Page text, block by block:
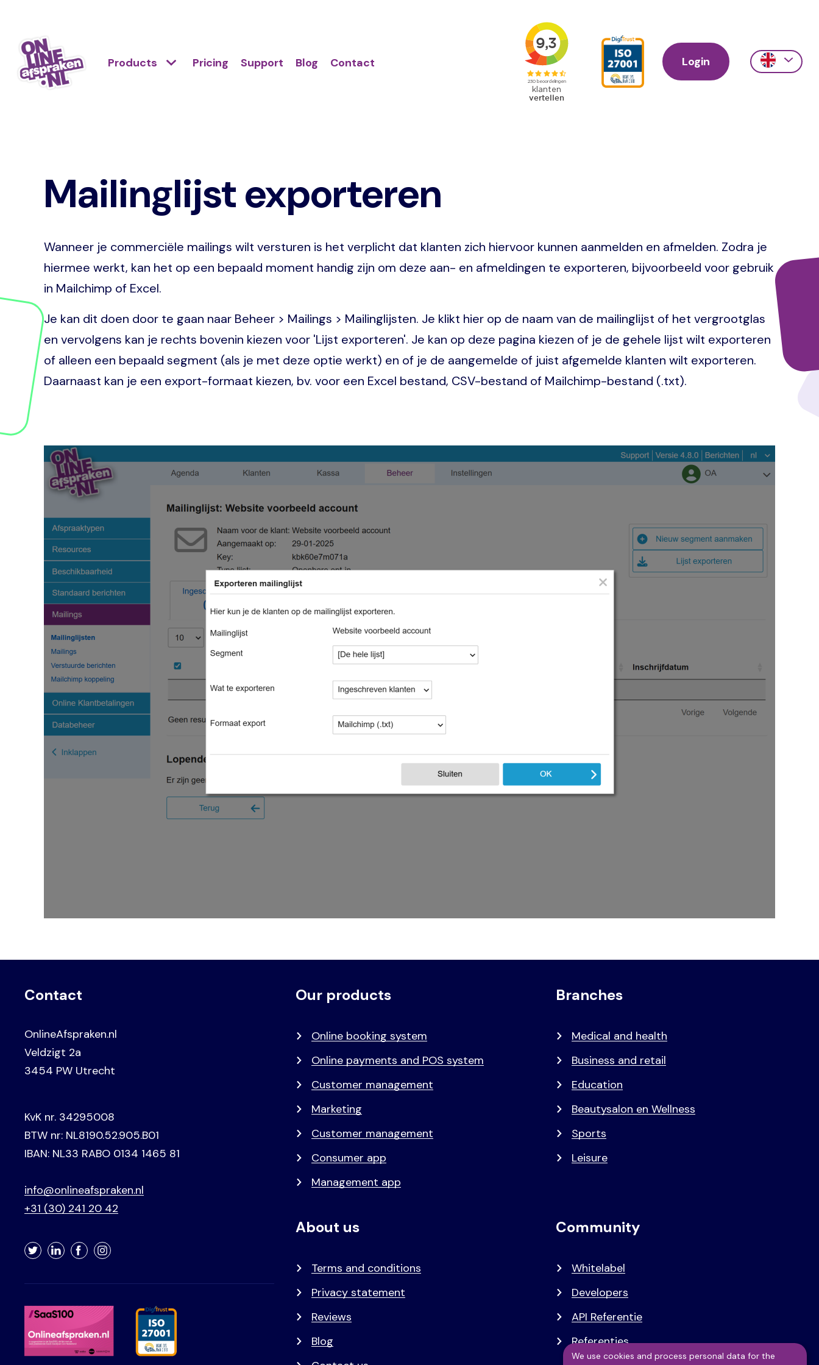
main
content
links
Hoofdnavigatie
Primair
Products Pricing Support Blog Contact
Action
Primair
menu
Login
Action
Mailinglijst exporteren
Wanneer je commerciële mailings wilt versturen is het verplicht dat klanten zich hiervoor kunnen aanmelden en afmelden. Zodra je
hiermee werkt, kan het op een bepaald moment handig zijn om deze aan- en afmeldingen te exporteren, bijvoorbeeld voor gebruik
in Mailchimp of Excel.
Je kan dit doen door te gaan naar Beheer > Mailings > Mailinglijsten. Je klikt hier op de naam van de mailinglijst of het vergrootglas
en vervolgens kan je rechts bovenin kiezen voor 'Lijst exporteren'. Je kan op deze pagina kiezen of je de gehele lijst wilt exporteren
of alleen een bepaald segment (als je met deze optie werkt) en of je de aangemelde of juist afgemelde klanten wilt exporteren.
Daarnaast kan je een export-formaat kiezen, bv. voor een Excel bestand, CSV-bestand of Mailchimp-bestand (.txt).
Image
Contact
OnlineAfspraken.nl
Veldzigt 2a
3454 PW Utrecht
KvK nr. 34295008
BTW nr: NL8190.52.905.B01
IBAN: NL33 RABO 0134 1465 81
info@onlineafspraken.nl
+31 (30) 241 20 42
TwitterLinkedInFacebookInstagram
Voet
Primair
Our products
Online booking system
Online payments and POS system
Customer management
Marketing
Customer management
Consumer app
Management app
Branches
Medical and health
Business and retail
Education
Beautysalon en Wellness
Sports
Leisure
About us
Terms and conditions
Privacy statement
Reviews
Blog
Community
Whitelabel
Developers
API Referentie
Referenties
We use cookies and process personal data for the